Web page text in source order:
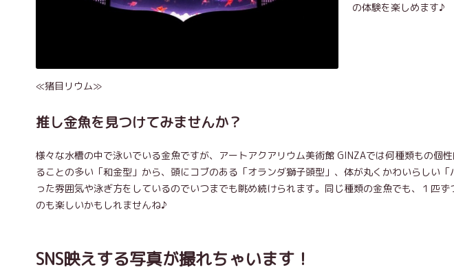
≪猪目リウム≫
の体験を楽しめます♪
推し金魚を見つけてみませんか？
様々な水槽の中で泳いでいる金魚ですが、アートアクアリウム美術館 GINZAでは何種類もの個
ることの多い「和金型」から、頭にコブのある「オランダ獅子頭型」、体が丸くかわいらしい
った雰囲気や泳ぎ方をしているのでいつまでも眺め続けられます。同じ種類の金魚でも、１匹
のも楽しいかもしれませんね♪
SNS映えする写真が撮れちゃいます！